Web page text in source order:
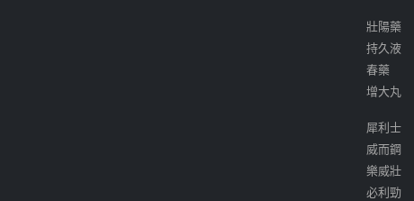
壯陽藥
持久液
春藥
增大丸
犀利士
威而鋼
樂威壯
必利勁